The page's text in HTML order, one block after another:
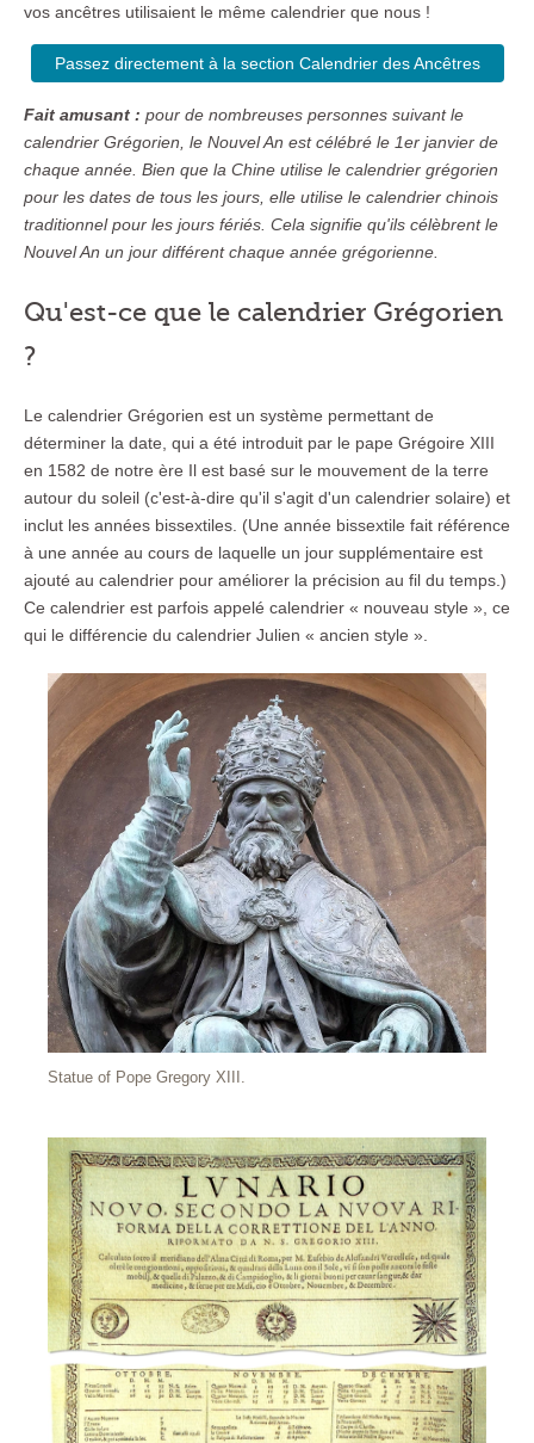
vos ancêtres utilisaient le même calendrier que nous !
Passez directement à la section Calendrier des Ancêtres
Fait amusant : pour de nombreuses personnes suivant le
calendrier Grégorien, le Nouvel An est célébré le 1er janvier de
chaque année. Bien que la Chine utilise le calendrier grégorien
pour les dates de tous les jours, elle utilise le calendrier chinois
traditionnel pour les jours fériés. Cela signifie qu'ils célèbrent le
Nouvel An un jour différent chaque année grégorienne.
Qu'est-ce que le calendrier Grégorien
?
Le calendrier Grégorien est un système permettant de
déterminer la date, qui a été introduit par le pape Grégoire XIII
en 1582 de notre ère Il est basé sur le mouvement de la terre
autour du soleil (c'est-à-dire qu'il s'agit d'un calendrier solaire) et
inclut les années bissextiles. (Une année bissextile fait référence
à une année au cours de laquelle un jour supplémentaire est
ajouté au calendrier pour améliorer la précision au fil du temps.)
Ce calendrier est parfois appelé calendrier « nouveau style », ce
qui le différencie du calendrier Julien « ancien style ».
Statue of Pope Gregory XIII.